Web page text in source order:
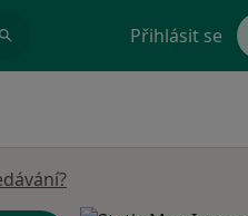
Přihlásit se